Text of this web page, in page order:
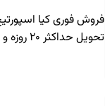
تحویل حداکثر ۲۰ روزه و قیمت قطعی